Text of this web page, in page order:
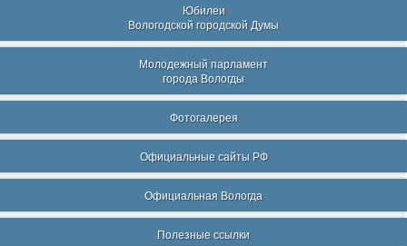
Юбилеи
Вологодской городской Думы
Молодежный парламент
города Вологды
Фотогалерея
Официальные сайты РФ
Официальная Вологда
Полезные ссылки